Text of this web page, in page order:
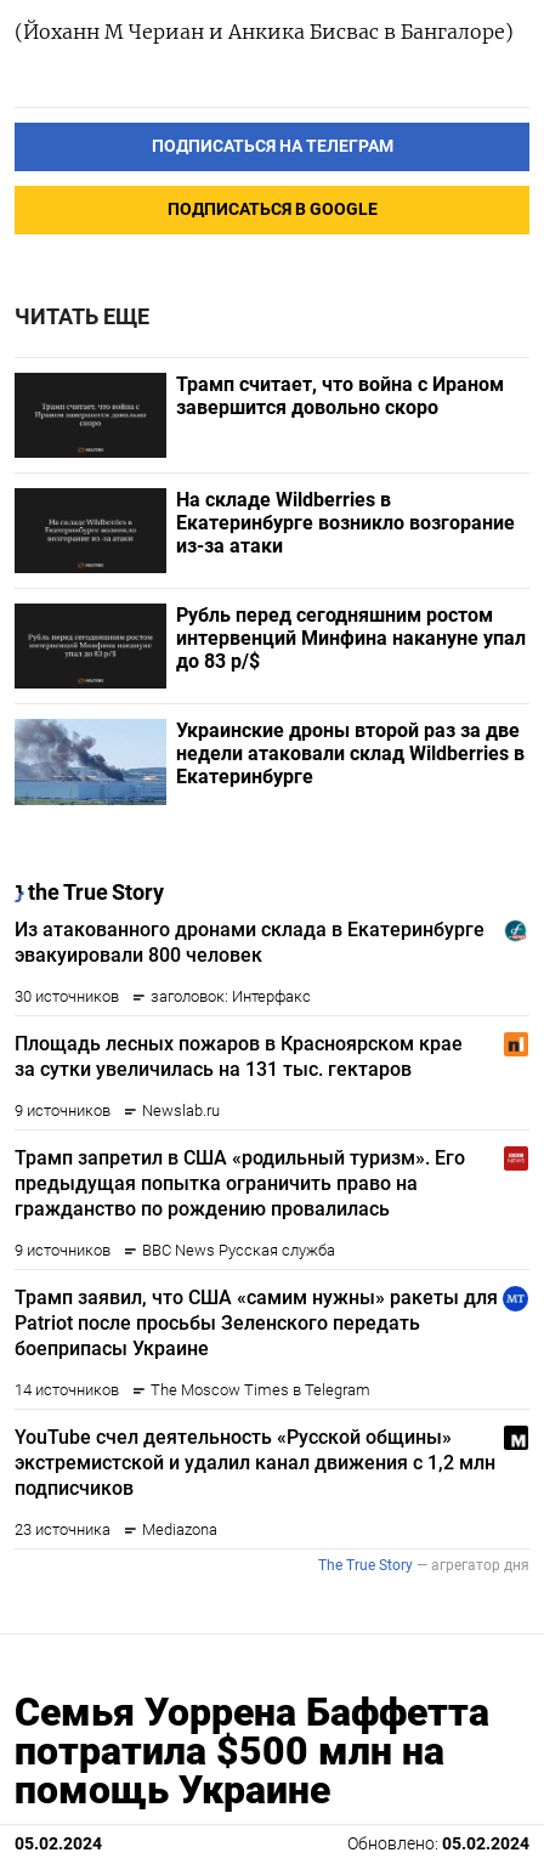
(Йоханн М Чериан и Анкика Бисвас в Бангалоре)
ПОДПИСАТЬСЯ НА ТЕЛЕГРАМ
ПОДПИСАТЬСЯ В GOOGLE
ЧИТАТЬ ЕЩЕ
Трамп считает, что война с Ираном
завершится довольно скоро
На складе Wildberries в
Екатеринбурге возникло возгорание
из-за атаки
Рубль перед сегодняшним ростом
интервенций Минфина накануне упал
до 83 р/$
Украинские дроны второй раз за две
недели атаковали склад Wildberries в
Екатеринбурге
Семья Уоррена Баффетта
потратила $500 млн на
помощь Украине
05.02.2024 Обновлено: 05.02.2024